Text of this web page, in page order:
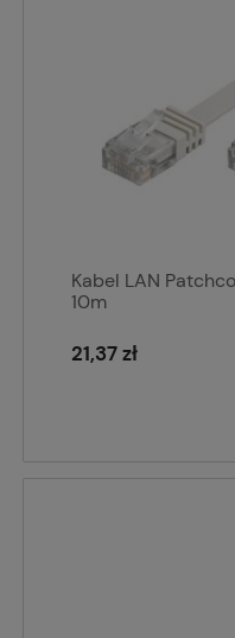
Kabel LAN
10m
21,37 zł